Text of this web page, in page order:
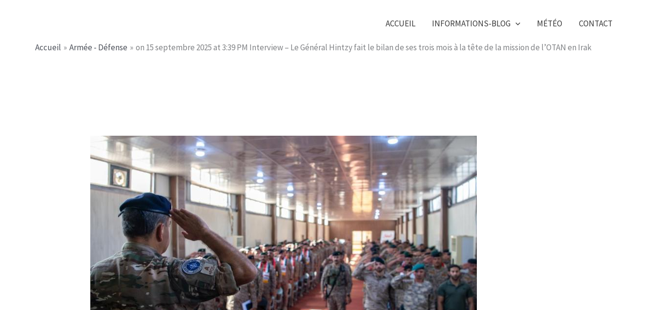
ACCUEIL INFORMATIONS-BLOG MÉTÉO CONTACT
Accueil Armée - Défense on 15 septembre 2025 at 3:39 PM Interview – Le Général Hintzy fait le bilan de ses trois mois à la tête de la mission de l’OTAN en Irak​